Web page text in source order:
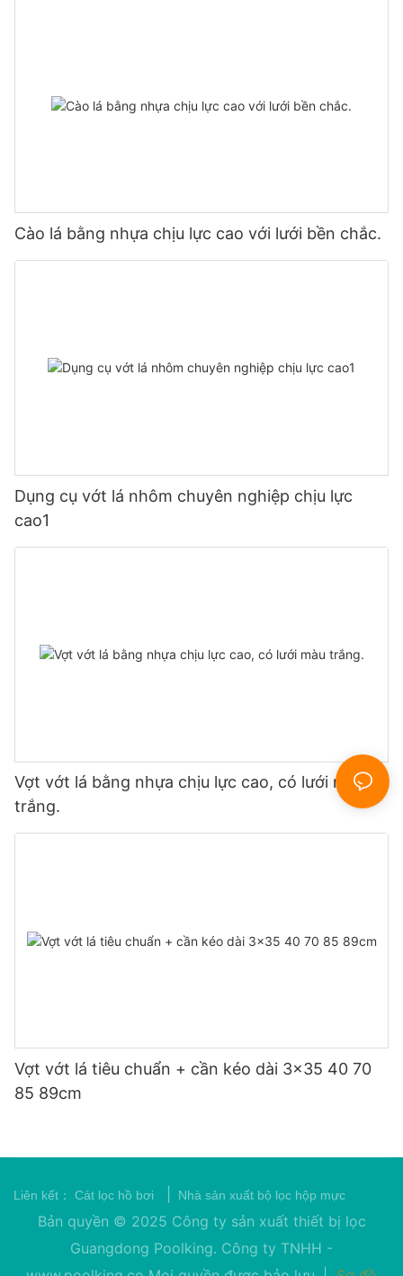
Cào lá bằng nhựa chịu lực cao với lưới bền chắc.
Dụng cụ vớt lá nhôm chuyên nghiệp chịu lực
cao1
Vợt vớt lá bằng nhựa chịu lực cao, có lưới màu
trắng.
Vợt vớt lá tiêu chuẩn + cần kéo dài 3x35 40 70
85 89cm
Liên kết： Cát lọc hồ bơi Nhà sản xuất bộ lọc hộp mực
Bản quyền © 2025 Công ty sản xuất thiết bị lọc
Guangdong Poolking. Công ty TNHH -